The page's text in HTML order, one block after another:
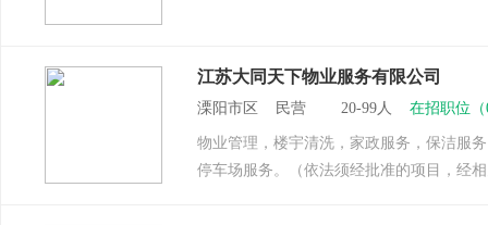
江苏大同天下物业服务有限公司
溧阳市区 民营 20-99人 在招职位（
物业管理，楼宇清洗，家政服务，保洁服
停车场服务。（依法须经批准的项目，经